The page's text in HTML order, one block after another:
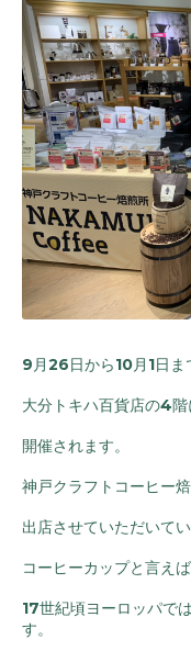
9月26日から10月1日ま
大分トキハ百貨店の4
開催されます。
神戸クラフトコーヒ
出店させていただいてい
コーヒーカップと言え
17世紀頃ヨーロッパで
す。